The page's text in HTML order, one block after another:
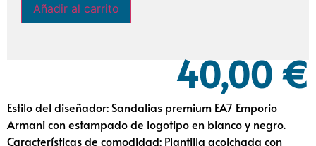
Añadir al carrito
40,00 €
Estilo del diseñador: Sandalias premium EA7 Emporio
Armani con estampado de logotipo en blanco y negro.
Características de comodidad: Plantilla acolchada con